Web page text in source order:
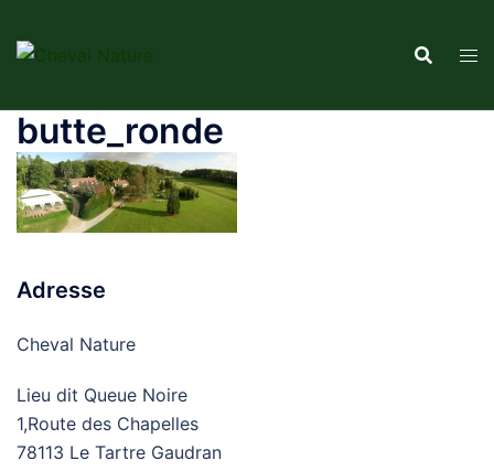
au
butte_ronde
Adresse
Cheval Nature
Lieu dit Queue Noire
1,Route des Chapelles
78113 Le Tartre Gaudran